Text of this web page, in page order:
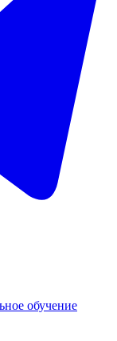
обучение